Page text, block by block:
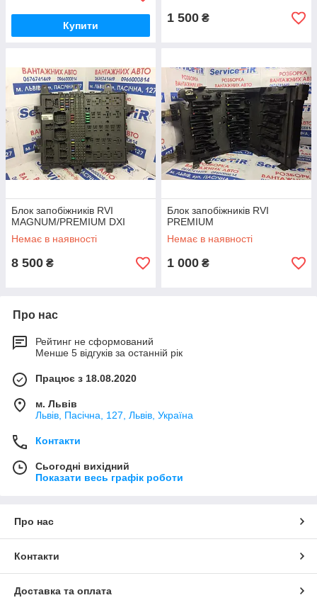
Купити
1 500 ₴
Блок запобіжників RVI
MAGNUM/PREMIUM DXI
Немає в наявності
8 500 ₴
Блок запобіжників RVI
PREMIUM
Немає в наявності
1 000 ₴
Про нас
Рейтинг не сформований
Менше 5 відгуків за останній рік
Працює з 18.08.2020
м. Львів
Львів, Пасічна, 127, Львів, Україна
Контакти
Сьогодні вихідний
Показати весь графік роботи
Про нас
Контакти
Доставка та оплата